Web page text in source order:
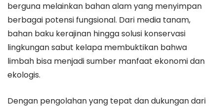
berguna melainkan bahan alam yang menyimpan
berbagai potensi fungsional. Dari media tanam,
bahan baku kerajinan hingga solusi konservasi
lingkungan sabut kelapa membuktikan bahwa
limbah bisa menjadi sumber manfaat ekonomi dan
ekologis.
Dengan pengolahan yang tepat dan dukungan dari